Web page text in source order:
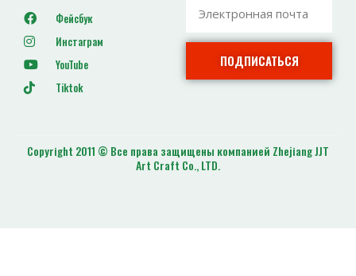
Фейсбук
Инстаграм
YouTube
Tiktok
ПОДПИСАТЬСЯ
Copyright 2011 © Все права защищены компанией Zhejiang JJT
Art Craft Co., LTD.